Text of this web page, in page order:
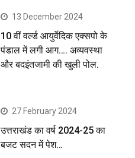
13 December 2024
10 वीं वर्ल्ड आयुर्वेदिक एक्सपो के
पंडाल में लगी आग…. अव्यवस्था
और बदइंतजामी की खुली पोल.
27 February 2024
उत्तराखंड का वर्ष 2024-25 का
बजट सदन में पेश…